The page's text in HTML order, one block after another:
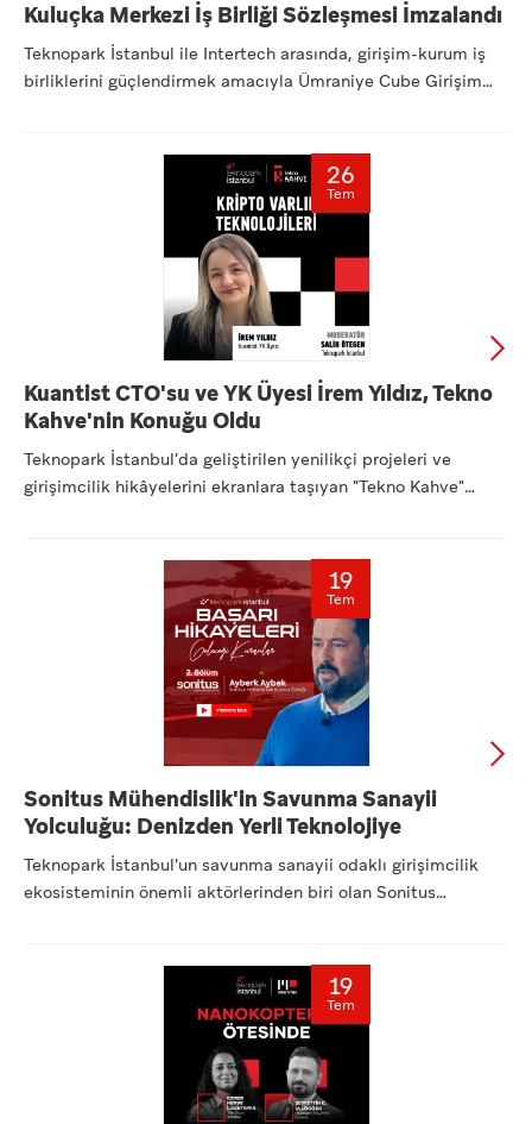
Kuluçka Merkezi İş Birliği Sözleşmesi İmzalandı
Teknopark İstanbul ile Intertech arasında, girişim-kurum iş
birliklerini güçlendirmek amacıyla Ümraniye Cube Girişim
26
Tem
Kuantist CTO'su ve YK Üyesi İrem Yıldız, Tekno
Kahve'nin Konuğu Oldu
Teknopark İstanbul'da geliştirilen yenilikçi projeleri ve
girişimcilik hikâyelerini ekranlara taşıyan "Tekno Kahve"
19
Tem
Sonitus Mühendislik'in Savunma Sanayii
Yolculuğu: Denizden Yerli Teknolojiye
Teknopark İstanbul'un savunma sanayii odaklı girişimcilik
ekosisteminin önemli aktörlerinden biri olan Sonitus
19
Tem